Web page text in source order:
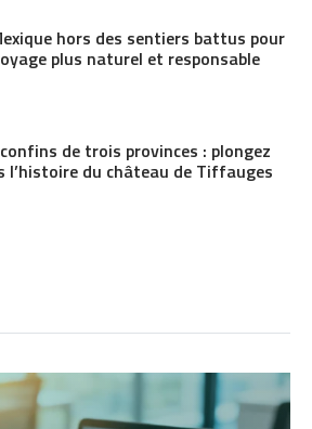
hors des sentiers battus pour
plus naturel et responsable
de trois provinces : plongez
l’histoire du château de Tiffauges